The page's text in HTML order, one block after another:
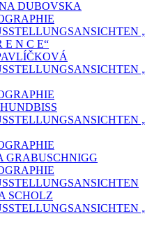
DUBOVSKA
E N C E“
GRABUSCHNIGG
SCHOLZ